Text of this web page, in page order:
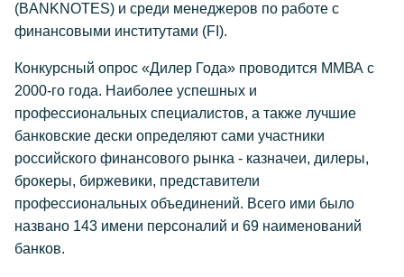
(BANKNOTES) и среди менеджеров по работе с
финансовыми институтами (FI).
Конкурсный опрос «Дилер Года» проводится ММВА с
2000-го года. Наиболее успешных и
профессиональных специалистов, а также лучшие
банковские дески определяют сами участники
российского финансового рынка - казначеи, дилеры,
брокеры, биржевики, представители
профессиональных объединений. Всего ими было
названо 143 имени персоналий и 69 наименований
банков.